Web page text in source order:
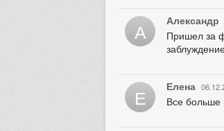
А Александр
Пришел за
Е Елена
Все больше